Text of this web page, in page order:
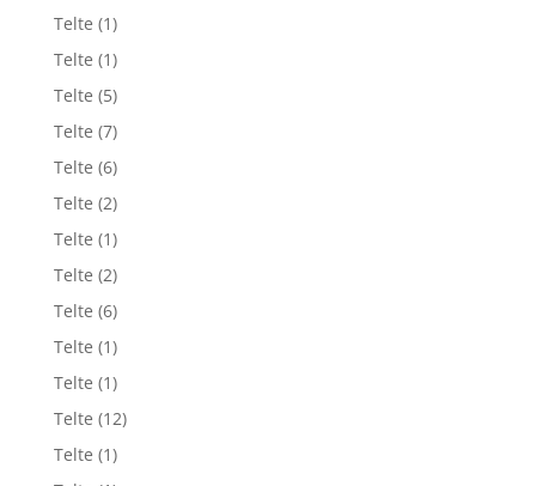
Telte (1)
Telte (1)
Telte (5)
Telte (7)
Telte (6)
Telte (2)
Telte (1)
Telte (2)
Telte (6)
Telte (1)
Telte (1)
Telte (12)
Telte (1)